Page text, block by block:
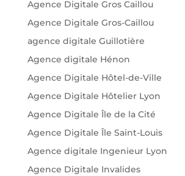
Agence Digitale Gros Caillou
Agence Digitale Gros-Caillou
agence digitale Guillotière
Agence digitale Hénon
Agence Digitale Hôtel-de-Ville
Agence Digitale Hôtelier Lyon
Agence Digitale Île de la Cité
Agence Digitale Île Saint-Louis
Agence digitale Ingenieur Lyon
Agence Digitale Invalides